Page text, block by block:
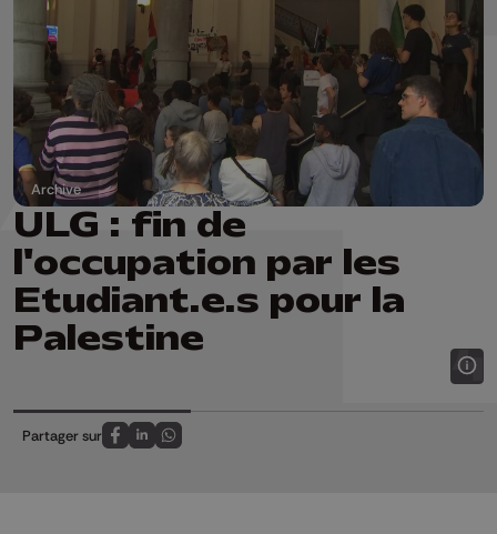
ULG : fin de
l'occupation par les
Etudiant.e.s pour la
Palestine
Partager sur
Partagez sur FaceBook
Partagez sur LinkedIn
Partagez sur Whatsapp
Archive